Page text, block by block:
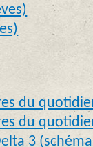
du
du
3